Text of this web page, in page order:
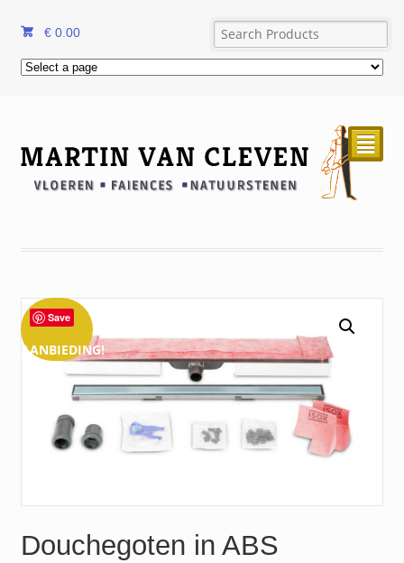
€ 0.00
²
AANBIEDING!
Save
Douchegoten in ABS